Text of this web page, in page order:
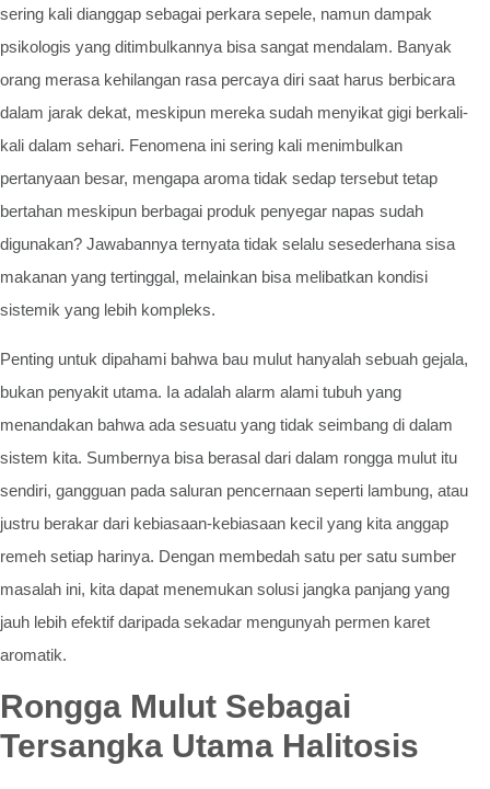
sering kali dianggap sebagai perkara sepele, namun dampak
psikologis yang ditimbulkannya bisa sangat mendalam. Banyak
orang merasa kehilangan rasa percaya diri saat harus berbicara
dalam jarak dekat, meskipun mereka sudah menyikat gigi berkali-
kali dalam sehari. Fenomena ini sering kali menimbulkan
pertanyaan besar, mengapa aroma tidak sedap tersebut tetap
bertahan meskipun berbagai produk penyegar napas sudah
digunakan? Jawabannya ternyata tidak selalu sesederhana sisa
makanan yang tertinggal, melainkan bisa melibatkan kondisi
sistemik yang lebih kompleks.
Penting untuk dipahami bahwa bau mulut hanyalah sebuah gejala,
bukan penyakit utama. Ia adalah alarm alami tubuh yang
menandakan bahwa ada sesuatu yang tidak seimbang di dalam
sistem kita. Sumbernya bisa berasal dari dalam rongga mulut itu
sendiri, gangguan pada saluran pencernaan seperti lambung, atau
justru berakar dari kebiasaan-kebiasaan kecil yang kita anggap
remeh setiap harinya. Dengan membedah satu per satu sumber
masalah ini, kita dapat menemukan solusi jangka panjang yang
jauh lebih efektif daripada sekadar mengunyah permen karet
aromatik.
Rongga Mulut Sebagai
Tersangka Utama Halitosis